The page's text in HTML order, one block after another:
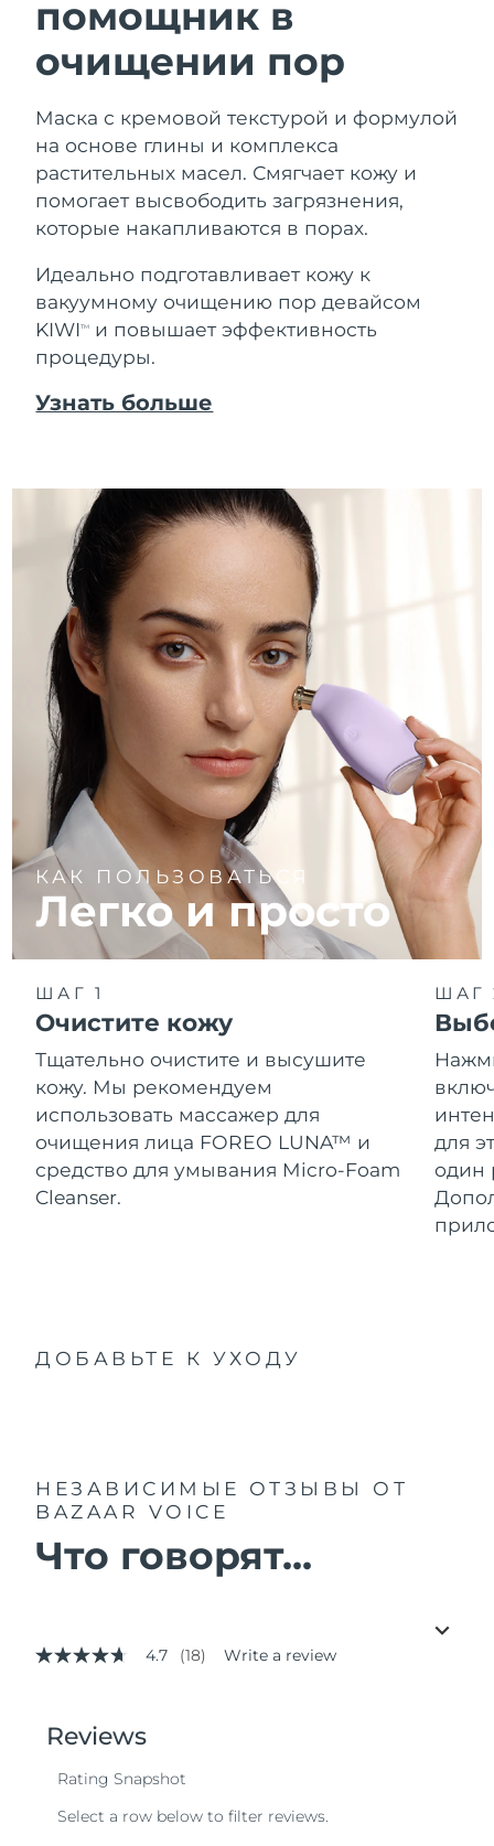
помощник в
очищении пор
Маска с кремовой текстурой и формулой
на основе глины и комплекса
растительных масел. Смягчает кожу и
помогает высвободить загрязнения,
которые накапливаются в порах.
Идеально подготавливает кожу к
вакуумному очищению пор девайсом
KIWITM
и повышает эффективность
процедуры.
Узнать больше
КАК ПОЛЬЗОВАТЬСЯ
Легко и просто
ШАГ 1
Очистите кожу
Тщательно очистите и высушите
кожу. Мы рекомендуем
использовать массажер для
очищения лица FOREO LUNA™ и
средство для умывания Micro-Foam
Cleanser.
ШАГ
для
один
ДОБАВЬТЕ К УХОДУ
НЕЗАВИСИМЫЕ ОТЗЫВЫ
ОТ
BAZAAR VOICE
Что говорят...
4.7
stars,
rating
value.
4.7 (18) Write a review